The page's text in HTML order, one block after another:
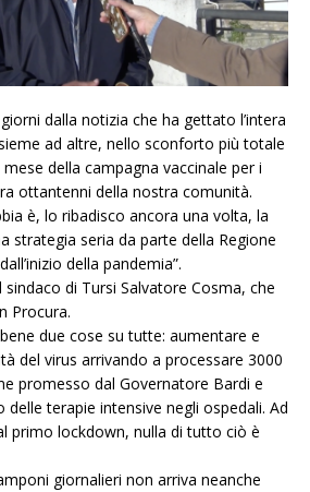
dalla notizia che ha gettato l’intera
ad altre, nello sconforto più totale
della campagna vaccinale per i
ottantenni della nostra comunità.
è, lo ribadisco ancora una volta, la
strategia seria da parte della Regione
della pandemia”.
di Tursi Salvatore Cosma, che
Procura.
due cose su tutte: aumentare e
del virus arrivando a processare 3000
promesso dal Governatore Bardi e
terapie intensive negli ospedali. Ad
primo lockdown, nulla di tutto ciò è
giornalieri non arriva neanche